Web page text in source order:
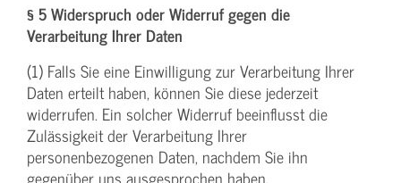
§ 5 Widerspruch oder Widerruf gegen die
Verarbeitung Ihrer Daten
(1) Falls Sie eine Einwilligung zur Verarbeitung Ihrer
Daten erteilt haben, können Sie diese jederzeit
widerrufen. Ein solcher Widerruf beeinflusst die
Zulässigkeit der Verarbeitung Ihrer
personenbezogenen Daten, nachdem Sie ihn